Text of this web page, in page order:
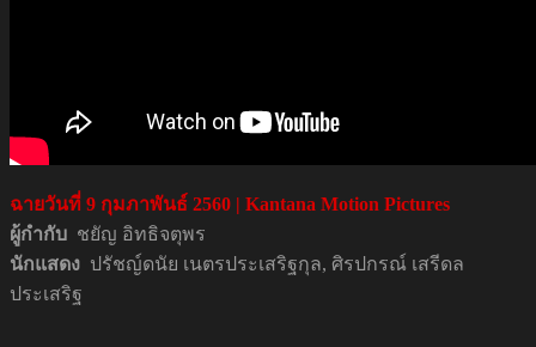
ฉายวันที่ 9 กุมภาพันธ์ 2560 | Kantana Motion Pictures
ผู้กำกับ ชยัญ อิทธิจตุพร
นักแสดง ปรัชญ์ดนัย เนตรประเสริฐกุล, ศิรปกรณ์ เสรีดล
ประเสริฐ